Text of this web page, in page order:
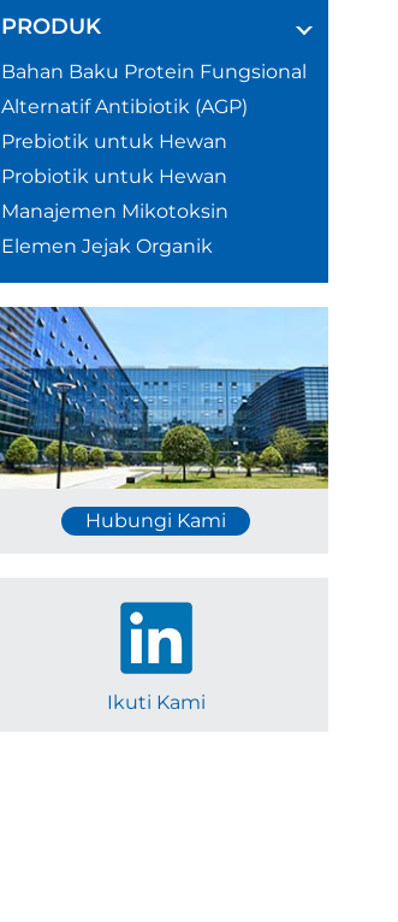
PRODUK
Bahan Baku Protein Fungsional
Alternatif Antibiotik (AGP)
Prebiotik untuk Hewan
Probiotik untuk Hewan
Manajemen Mikotoksin
Elemen Jejak Organik
Hubungi Kami
Ikuti Kami